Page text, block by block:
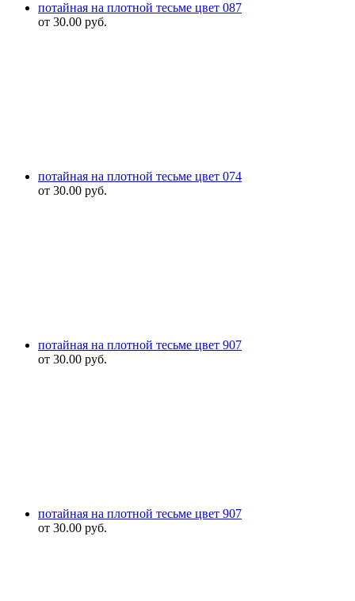
потайная на плотной тесьме цвет 087
от 30.00 руб.
потайная на плотной тесьме цвет 074
от 30.00 руб.
потайная на плотной тесьме цвет 907
от 30.00 руб.
потайная на плотной тесьме цвет 907
от 30.00 руб.